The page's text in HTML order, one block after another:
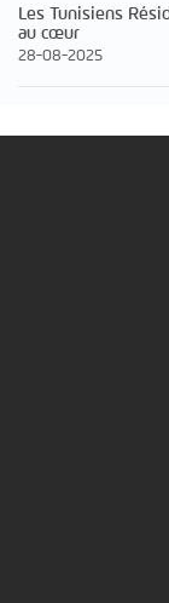
Les Tunisiens
au cœur
28-08-2025